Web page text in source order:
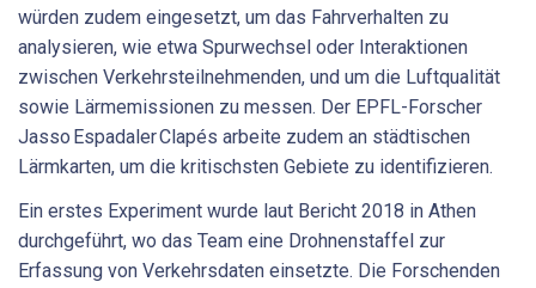
würden zudem eingesetzt, um das Fahrverhalten zu
analysieren, wie etwa Spurwechsel oder Interaktionen
zwischen Verkehrsteilnehmenden, und um die Luftqualität
sowie Lärmemissionen zu messen. Der EPFL-Forscher
Jasso Espadaler Clapés arbeite zudem an städtischen
Lärmkarten, um die kritischsten Gebiete zu identifizieren.
Ein erstes Experiment wurde laut Bericht 2018 in Athen
durchgeführt, wo das Team eine Drohnenstaffel zur
Erfassung von Verkehrsdaten einsetzte. Die Forschenden